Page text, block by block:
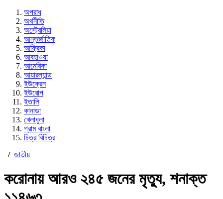
অপরাধ
অর্থনীতি
অস্ট্রেলিয়া
আন্তর্জাতিক
আফ্রিকা
আবহাওয়া
আমেরিকা
আয়ারল্যান্ড
ইউক্রেন
ইউরোপ
ইতালি
কানাডা
খেলাধুলা
গ্রাম বাংলা
চিত্র বিচিত্র
/ জাতীয়
করোনায় আরও ২৪৫ জনের মৃত্যু, শনাক্ত